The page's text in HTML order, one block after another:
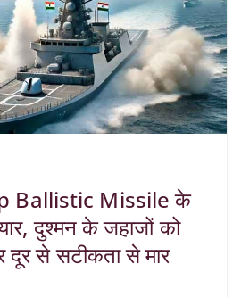
Ballistic Missile के
दुश्मन के जहाजों को
दूर से सटीकता से मार